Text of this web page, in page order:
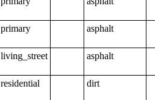
primary asphalt
living_street asphalt
residential dirt